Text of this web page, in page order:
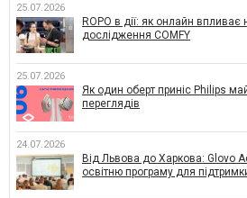
25.07.2026
ROPO в дії: як онлайн
дослідження COMFY
25.07.2026
Як один оберт приніс Philips
переглядів
24.07.2026
Від Львова до Харкова: Glovo
освітню програму для